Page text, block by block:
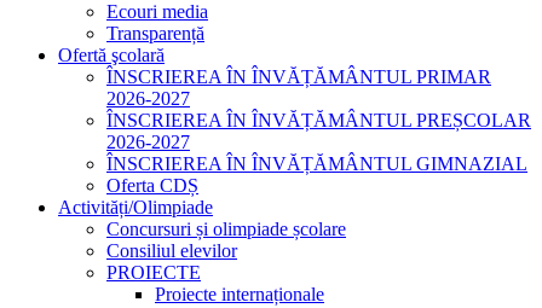
Ecouri media
Transparență
Ofertă şcolară
ÎNSCRIEREA ÎN ÎNVĂȚĂMÂNTUL PRIMAR
2026-2027
ÎNSCRIEREA ÎN ÎNVĂȚĂMÂNTUL PREȘCOLAR
2026-2027
ÎNSCRIEREA ÎN ÎNVĂȚĂMÂNTUL GIMNAZIAL
Oferta CDȘ
Activități/Olimpiade
Concursuri și olimpiade școlare
Consiliul elevilor
PROIECTE
Proiecte internaționale